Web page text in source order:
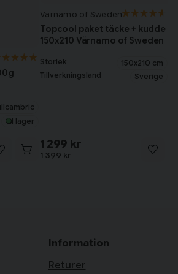
I lager
Värnamo of Sweden
Topcool paket täcke + kudde
150x210 Värnamo of Sweden
Storlek
150x210 cm
Tillverkningsland
Sverige
1 399 kr
1 299 kr
Information
Returer